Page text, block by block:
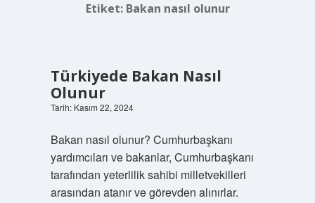
Etiket: Bakan nasıl olunur
Türkiyede Bakan Nasıl
Olunur
Tarih: Kasım 22, 2024
Bakan nasıl olunur? Cumhurbaşkanı
yardımcıları ve bakanlar, Cumhurbaşkanı
tarafından yeterlilik sahibi milletvekilleri
arasından atanır ve görevden alınırlar.